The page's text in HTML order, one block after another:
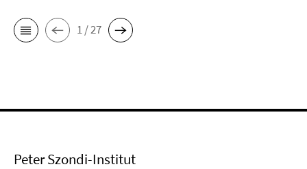
1 / 27
Peter Szondi-Institut